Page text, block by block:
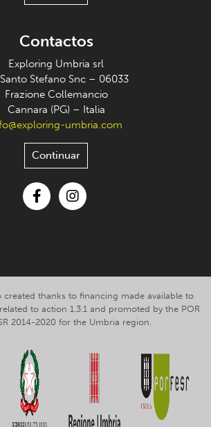
Contactos
Exploring Umbria srl
Stefano Snc – 06033
Frazione Collemancio
Cannara (PG) – Italia
umbria.com
Continuar
created thanks to financing made available to
to action 1.3.1 and promoted by the POR
2014-2020 for the Umbria region.